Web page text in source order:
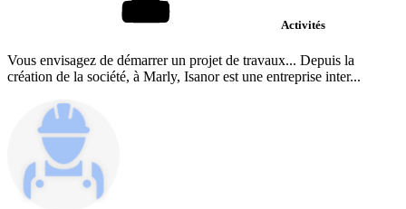
Activités
Vous envisagez de démarrer un projet de travaux... Depuis la
création de la société, à Marly, Isanor est une entreprise inter...